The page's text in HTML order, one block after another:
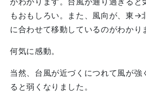
もおもしろい。また、風向が、東→
に合わせて移動しているのがわかり
何気に感動。
当然、台風が近づくにつれて風が強
ると弱くなりました。